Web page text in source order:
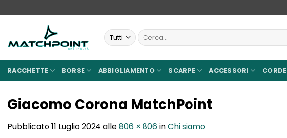
ai
Cerca:
RACCHETTE BORSE ABBIGLIAMENTO SCARPE ACCESSORI CORDE
Giacomo Corona MatchPoint
Pubblicato11 Luglio 2024 alle806 × 806inChi siamo